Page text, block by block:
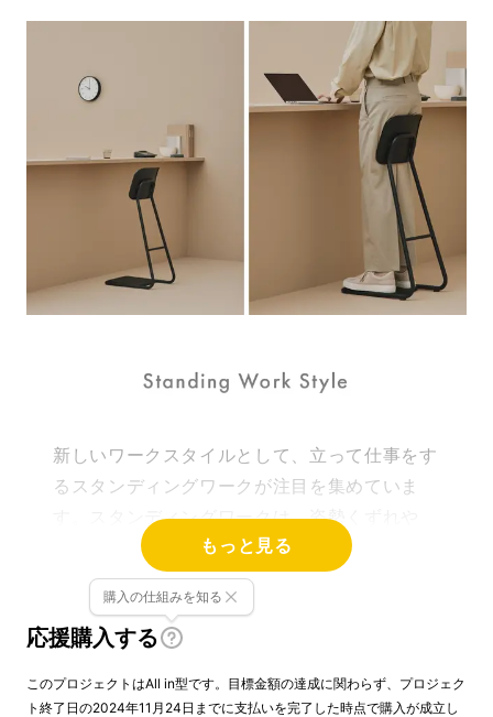
新しいワークスタイルとして、立って仕事をす
るスタンディングワークが注目を集めていま
す。スタンディングワークは、姿勢くずれや
肩・腰の負担、運動不足など健康リスクを軽減
し、仕事の集中をサポートしたり、業務の効率
化、コミュニケーションの活性化を図れるなど
多くのメリットがあります。
一方で、立って作業をし続けると足に負担を感
もっと見る
応援購入する
購入の仕組みを知る
このプロジェクトはAll in型です。目標金額の達成に関わらず、プロジェク
ト終了日の2024年11月24日までに支払いを完了した時点で購入が成立し